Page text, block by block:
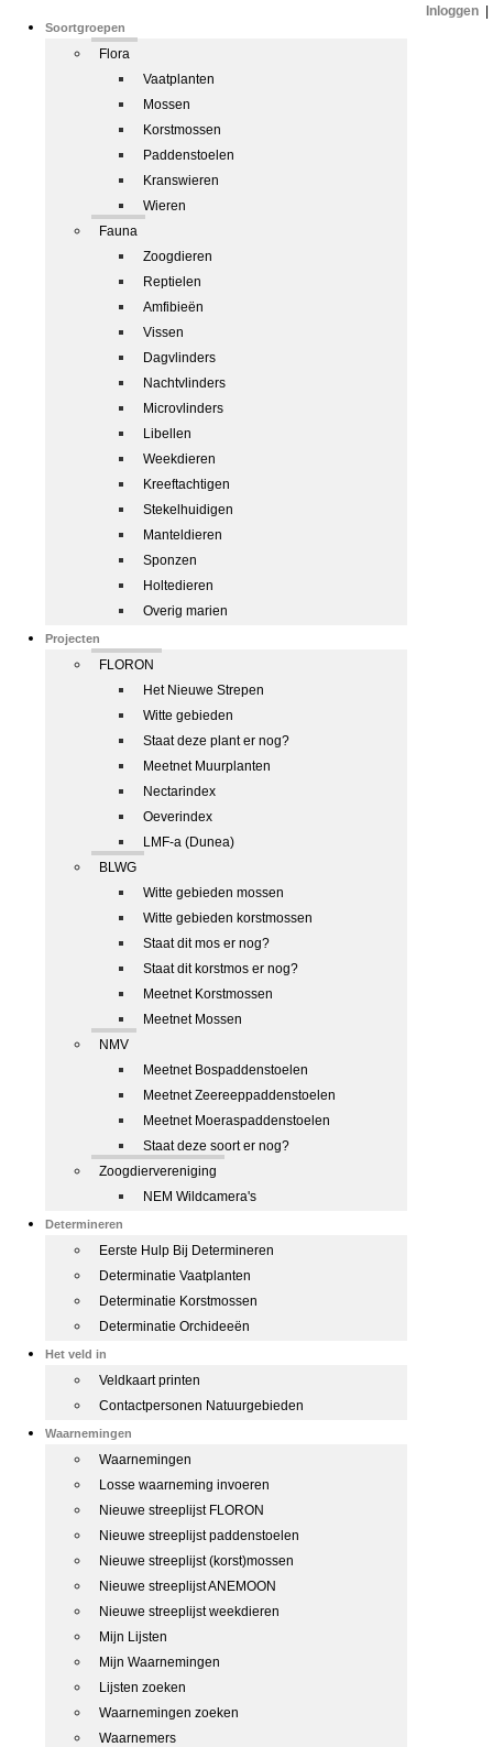
Soortgroepen
Flora
Vaatplanten
Mossen
Korstmossen
Paddenstoelen
Kranswieren
Wieren
Fauna
Zoogdieren
Reptielen
Amfibieën
Vissen
Dagvlinders
Nachtvlinders
Microvlinders
Libellen
Weekdieren
Kreeftachtigen
Stekelhuidigen
Manteldieren
Sponzen
Holtedieren
Overig marien
Projecten
FLORON
Het Nieuwe Strepen
Witte gebieden
Staat deze plant er nog?
Meetnet Muurplanten
Nectarindex
Oeverindex
LMF-a (Dunea)
BLWG
Witte gebieden mossen
Witte gebieden korstmossen
Staat dit mos er nog?
Staat dit korstmos er nog?
Meetnet Korstmossen
Meetnet Mossen
NMV
Meetnet Bospaddenstoelen
Meetnet Zeereeppaddenstoelen
Meetnet Moeraspaddenstoelen
Staat deze soort er nog?
Zoogdiervereniging
NEM Wildcamera's
Determineren
Eerste Hulp Bij Determineren
Determinatie Vaatplanten
Determinatie Korstmossen
Determinatie Orchideeën
Het veld in
Veldkaart printen
Contactpersonen Natuurgebieden
Waarnemingen
Waarnemingen
Losse waarneming invoeren
Nieuwe streeplijst FLORON
Nieuwe streeplijst paddenstoelen
Nieuwe streeplijst (korst)mossen
Nieuwe streeplijst ANEMOON
Nieuwe streeplijst weekdieren
Mijn Lijsten
Mijn Waarnemingen
Lijsten zoeken
Waarnemingen zoeken
Waarnemers
Inloggen